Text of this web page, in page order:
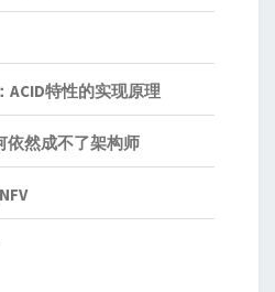
ACID特性的实现原理
依然成不了架构师